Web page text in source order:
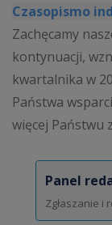
Czasopismo
Zachęcamy
kontynuacji,
kwartalnika w
Państwa
więcej Państwu
Panel
Zgłaszanie i